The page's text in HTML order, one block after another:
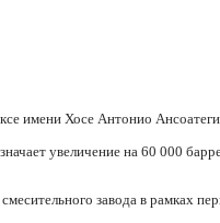
имени Хосе Антонио
увеличение на 60 000
завода в рамках